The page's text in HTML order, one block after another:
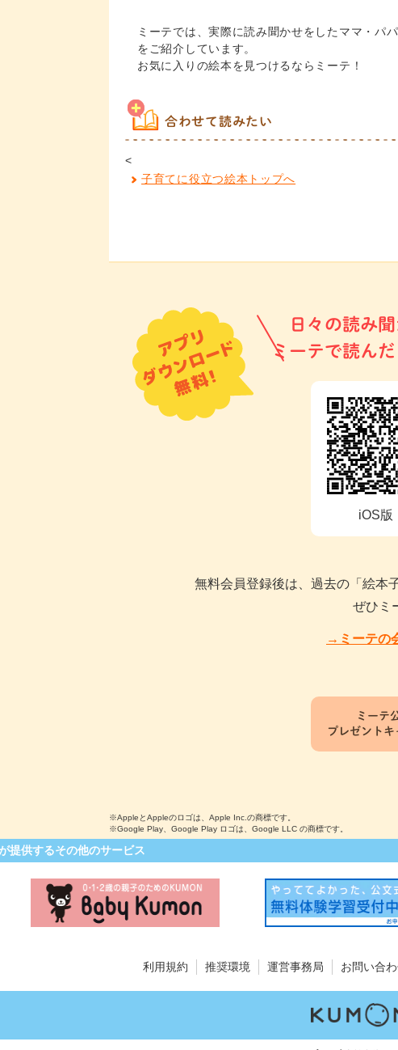
ミーテでは、実際に読み聞かせをしたママ・パ
をご紹介しています。
お気に入りの絵本を見つけるならミーテ！
合わせて読みたい
<
子育てに役立つ絵本トップへ
日々の読み
ミーテで読ん
iOS版
無料会員登録後は、過去の「絵本
ぜひミ
→ミーテの
ミーテ
プレゼントキ
※AppleとAppleのロゴは、Apple Inc.の商標です。
※Google Play、Google Play ロゴは、Google LLC の商標です。
提供するその他のサービス
利用規約 推奨環境 運営事務局 お問い合